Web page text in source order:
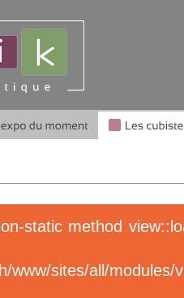
static method
www/sites/all/